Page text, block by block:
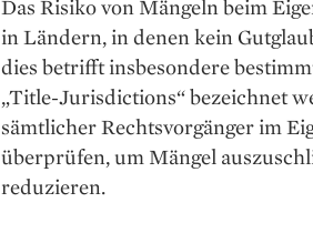
Das Risiko von Mängeln beim
in Ländern, in denen kein
dies betrifft insbesondere
„Title-Jurisdictions“ bezeichnet
sämtlicher Rechtsvorgänger im
überprüfen, um Mängel
reduzieren.